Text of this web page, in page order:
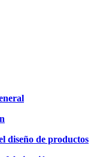
diseño de productos